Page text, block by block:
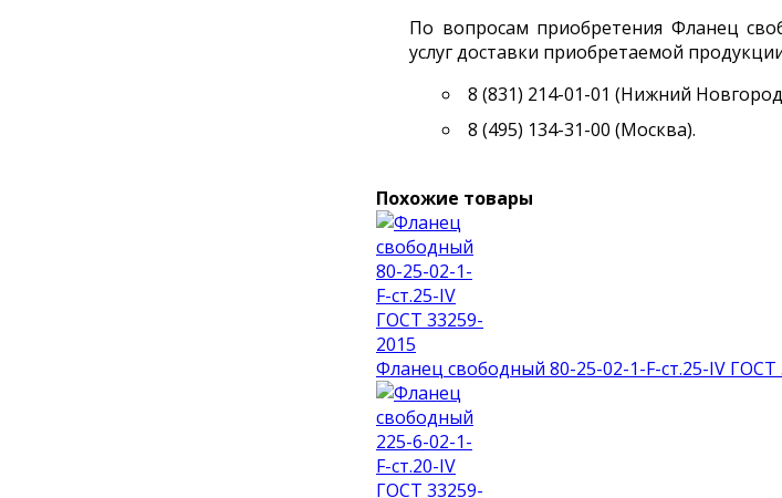
По вопросам приобретения Фланец
услуг доставки приобретаемой
8 (831) 214-01-01 (Нижний
8 (495) 134-31-00 (Москва).
Похожие товары
Фланец свободный 80-25-02-1-F-ст.25-IV ГОСТ